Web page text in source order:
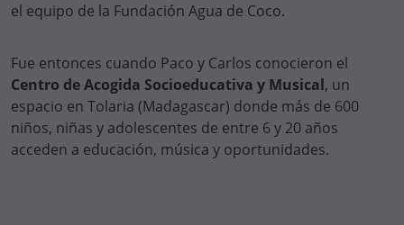
el equipo de la Fundación Agua de Coco.
Fue entonces cuando Paco y Carlos conocieron el
Centro de Acogida Socioeducativa y Musical, un
espacio en Tolaria (Madagascar) donde más de 600
niños, niñas y adolescentes de entre 6 y 20 años
acceden a educación, música y oportunidades.